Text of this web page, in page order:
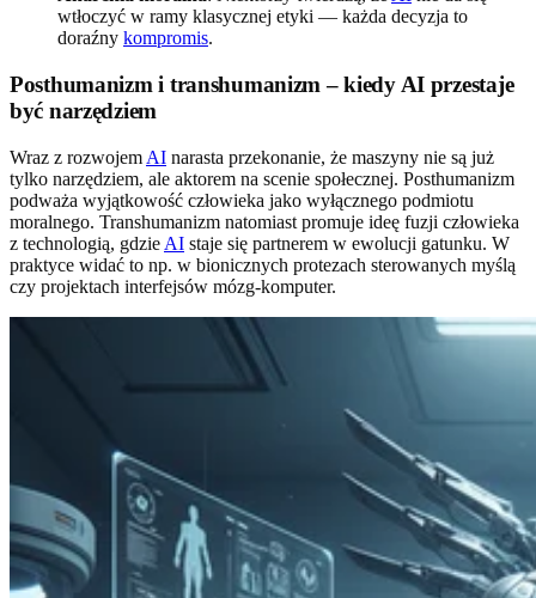
wtłoczyć w ramy klasycznej etyki — każda decyzja to
doraźny kompromis.
Posthumanizm i transhumanizm – kiedy AI przestaje
być narzędziem
Wraz z rozwojem AI narasta przekonanie, że maszyny nie są już
tylko narzędziem, ale aktorem na scenie społecznej. Posthumanizm
podważa wyjątkowość człowieka jako wyłącznego podmiotu
moralnego. Transhumanizm natomiast promuje ideę fuzji człowieka
z technologią, gdzie AI staje się partnerem w ewolucji gatunku. W
praktyce widać to np. w bionicznych protezach sterowanych myślą
czy projektach interfejsów mózg-komputer.